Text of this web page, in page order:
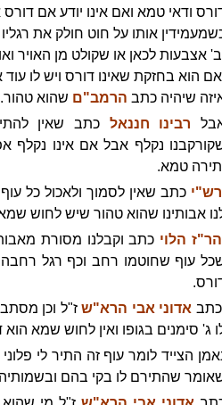
ודאי טמא ואם אינו יודע אם
אותו על חוט חולק את
אצבעות לכאן או שקולט מן האויר
הוא בחזקת שאינו דורס ויש לו
שיהיה כתב הרמב"ם שהוא טהור.
רבינו חננאל כתב שאין
נקלף אבל אם אינו נקלף
טמא.
רש"י כתב שאין לסמוך ולאכול כל
אבותינו שהוא טהור שיש לחוש
הר"ז הלוי כתב וקבלנו מסורת
עוף שחוטמו רחב וכף רגל רחבה
אדוני אבי הרא"שז"ל וכן
ג' סימנים בגופו ואין לחוש שמא הוא
הצייד לומר עוף זה התיר לי
שהתירם לו בקי בהם